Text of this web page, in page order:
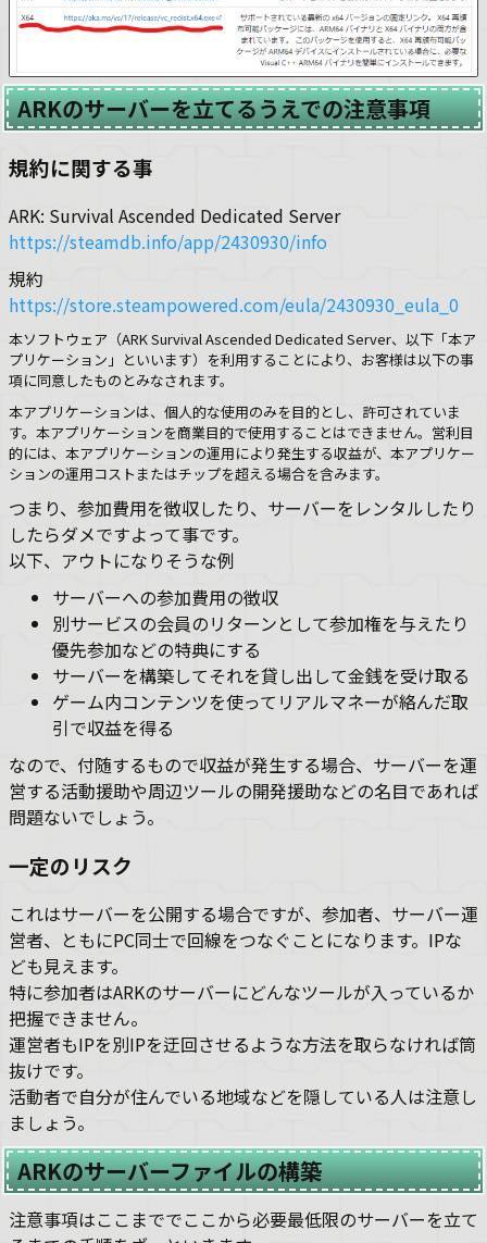
ARKのサーバーを立てるうえでの注意事項
規約に関する事
ARK: Survival Ascended Dedicated Server
https://steamdb.info/app/2430930/info
規約
https://store.steampowered.com/eula/2430930_eula_0
本ソフトウェア（ARK Survival Ascended Dedicated Server、以下「本ア
プリケーション」といいます）を利用することにより、お客様は以下の事
項に同意したものとみなされます。
本アプリケーションは、個人的な使用のみを目的とし、許可されていま
す。本アプリケーションを商業目的で使用することはできません。営利目
的には、本アプリケーションの運用により発生する収益が、本アプリケー
ションの運用コストまたはチップを超える場合を含みます。
つまり、参加費用を徴収したり、サーバーをレンタルしたり
したらダメですよって事です。
以下、アウトになりそうな例
サーバーへの参加費用の徴収
別サービスの会員のリターンとして参加権を与えたり
優先参加などの特典にする
サーバーを構築してそれを貸し出して金銭を受け取る
ゲーム内コンテンツを使ってリアルマネーが絡んだ取
引で収益を得る
なので、付随するもので収益が発生する場合、サーバーを運
営する活動援助や周辺ツールの開発援助などの名目であれば
問題ないでしょう。
一定のリスク
これはサーバーを公開する場合ですが、参加者、サーバー運
営者、ともにPC同士で回線をつなぐことになります。IPな
ども見えます。
特に参加者はARKのサーバーにどんなツールが入っているか
把握できません。
運営者もIPを別IPを迂回させるような方法を取らなければ筒
抜けです。
活動者で自分が住んでいる地域などを隠している人は注意し
ましょう。
ARKのサーバーファイルの構築
注意事項はここまででここから必要最低限のサーバーを立て